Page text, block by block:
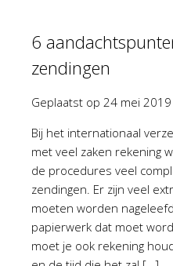
6
zendingen
Geplaatst op 24 mei 2019
Bij het internationaal
met veel zaken rekening
de procedures veel
zendingen. Er zijn veel
moeten worden
papierwerk dat moet
moet je ook rekening